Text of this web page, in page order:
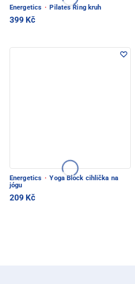
Energetics · Pilates Ring kruh
399 Kč
Energetics · Yoga Block cihlička na
jógu
209 Kč